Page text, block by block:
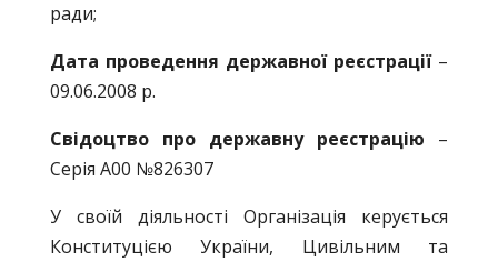
ради;
Дата проведення державної реєстрації–
09.06.2008 р.
Свідоцтво про державну реєстрацію –
Серія А00 №826307
У своїй діяльності Організація керується
Конституцією України, Цивільним та